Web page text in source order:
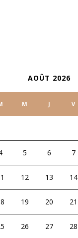
AOÛT 2026
M J V
5 6 7
12 13 14
19 20 21
26 27 28